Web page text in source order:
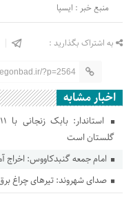
منبع خبر : ایسپا
به اشتراک بگذارید :
?p=2564
اخبار مشابه
گلستان است
امام جمعه گنبدکاووس:
صدای شهروند: تیرهای چراغ